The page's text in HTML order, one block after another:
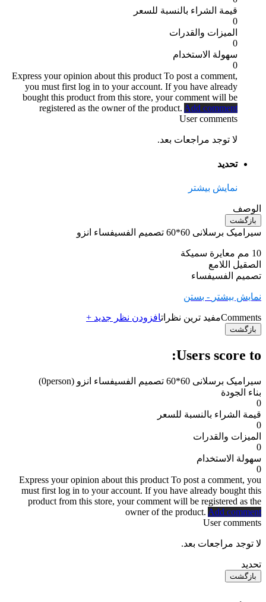
قيمة الشراء بالنسبة للسعر
0
الميزات والقدرات
0
سهولة الاستخدام
0
Express your opinion about this product To post a comment,
you must first log in to your account. If you have already
bought this product from this store, your comment will be
registered as the owner of the product. Add comment
User comments
لا توجد مراجعات بعد.
تحديد
نمایش بیشتر
الوصف
بازگشت
سیرامیک برسلانی 60*60 تصميم الفسيفساء انزو
10 مم معايرة سميكة
الصقيل اللامع
تصميم الفسيفساء
نمایش بیشتر - بستن
Commentsمفید ترین نظراتافزودن نظر جدید +
بازگشت
Users score to:
سیرامیک برسلانی 60*60 تصميم الفسيفساء انزو
(0person)
بناء الجودة
0
قيمة الشراء بالنسبة للسعر
0
الميزات والقدرات
0
سهولة الاستخدام
0
Express your opinion about this product To post a comment, you
must first log in to your account. If you have already bought this
product from this store, your comment will be registered as the
owner of the product. Add comment
User comments
لا توجد مراجعات بعد.
تحديد
بازگشت